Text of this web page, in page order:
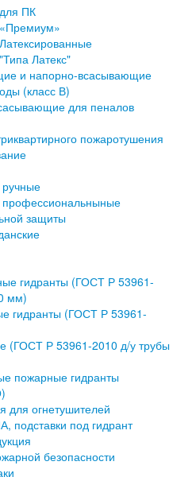
ПК
Латекс"
и напорно-всасывающие
(класс В)
для пеналов
пожаротушения
защиты
гидранты (ГОСТ Р 53961-
мм)
гидранты (ГОСТ Р 53961-
(ГОСТ Р 53961-2010 д/у трубы
пожарные гидранты
для огнетушителей
подставки под гидрант
безопасности